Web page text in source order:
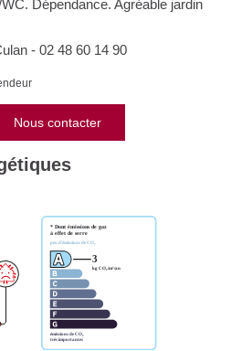
Dépendance. Agréable jardin
- 02 48 60 14 90
Nous contacter